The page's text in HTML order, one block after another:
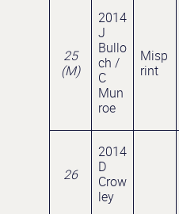
25
(M)
2014
J
Bullo
ch /
C
Mun
roe
Misp
rint
26
2014
D
Crow
ley